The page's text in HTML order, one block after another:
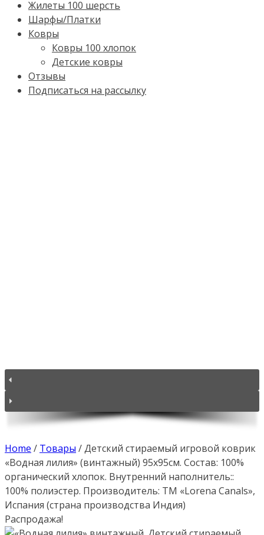
Жилеты 100 шерсть
Шарфы/Платки
Ковры
Ковры 100 хлопок
Детские ковры
Отзывы
Подписаться на рассылку
Home / Товары /Детский стираемый игровой коврик
«Водная лилия» (винтажный) 95х95см. Состав: 100%
органический хлопок. Внутренний наполнитель::
100% полиэстер. Производитель: ТМ «Lorena Canals»,
Испания (страна производства Индия)
Распродажа!